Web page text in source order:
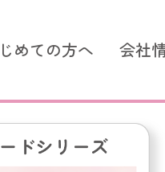
めての方へ 会社